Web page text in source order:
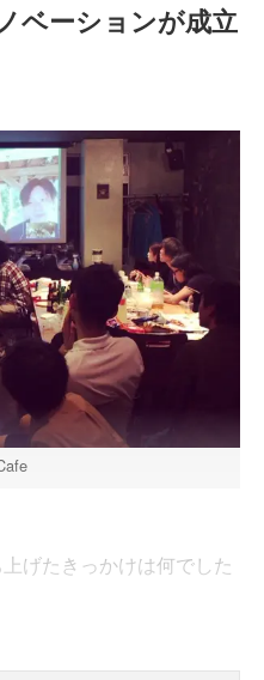
ベーションが成立
げたきっかけは何でした